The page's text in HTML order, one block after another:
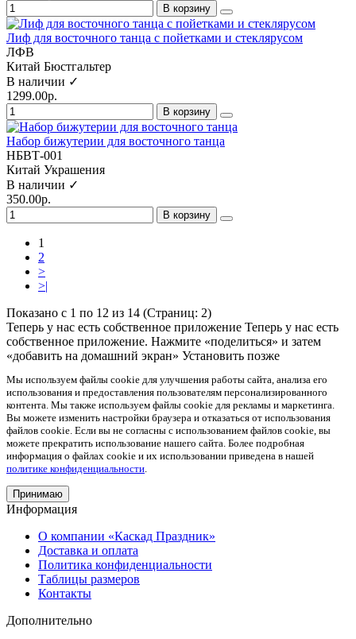
В корзину
Лиф для восточного танца с пойетками и стеклярусом
ЛФВ
Китай Бюстгальтер
В наличии ✓
1299.00р.
В корзину
Набор бижутерии для восточного танца
НБВТ-001
Китай Украшения
В наличии ✓
350.00р.
В корзину
1
2
>
>|
Показано с 1 по 12 из 14 (Страниц: 2)
Теперь у нас есть собственное приложение Теперь у нас есть
собственное приложение. Нажмите «поделиться» и затем
«добавить на домашний экран» Установить позже
Мы используем файлы cookie для улучшения работы сайта, анализа его
использования и предоставления пользователям персонализированного
контента. Мы также используем файлы cookie для рекламы и маркетинга.
Вы можете изменить настройки браузера и отказаться от использования
файлов cookie. Если вы не согласны с использованием файлов cookie, вы
можете прекратить использование нашего сайта. Более подробная
информация о файлах cookie и их использовании приведена в нашей
политике конфиденциальности
Принимаю
Информация
О компании «Каскад Праздник»
Доставка и оплата
Политика конфиденциальности
Таблицы размеров
Контакты
Дополнительно